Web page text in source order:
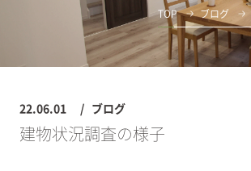
TOP ブログ
22.06.01 ブログ
建物状況調査の様子